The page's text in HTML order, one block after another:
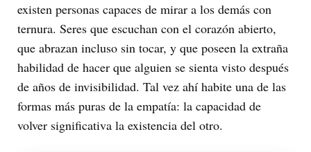
existen personas capaces de mirar a los demás con
ternura. Seres que escuchan con el corazón abierto,
que abrazan incluso sin tocar, y que poseen la extraña
habilidad de hacer que alguien se sienta visto después
de años de invisibilidad. Tal vez ahí habite una de las
formas más puras de la empatía: la capacidad de
volver significativa la existencia del otro.